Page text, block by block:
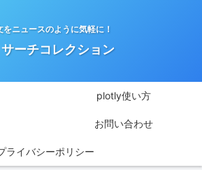
をニュースのように気軽に！
ーチコレクション
plotly使い方
お問い合わせ
ライバシーポリシー